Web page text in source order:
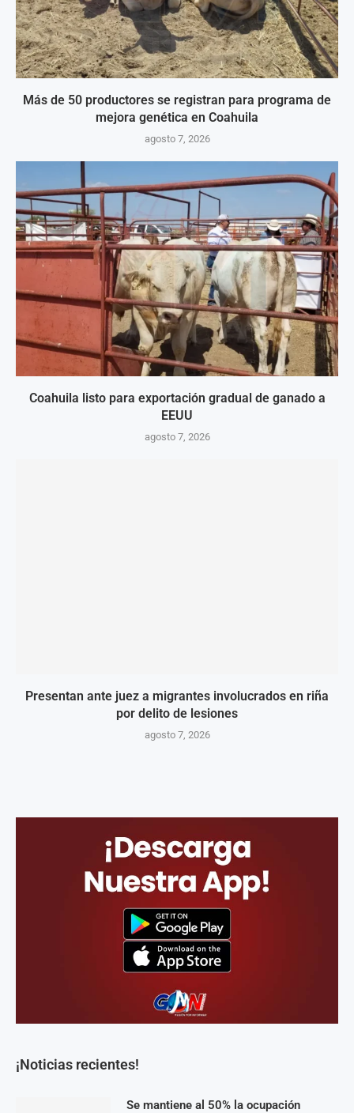
Más de 50 productores se registran para programa de
mejora genética en Coahuila
agosto 7, 2026
Coahuila listo para exportación gradual de ganado a
EEUU
agosto 7, 2026
Presentan ante juez a migrantes involucrados en riña
por delito de lesiones
agosto 7, 2026
¡Noticias recientes!
Se mantiene al 50% la ocupación